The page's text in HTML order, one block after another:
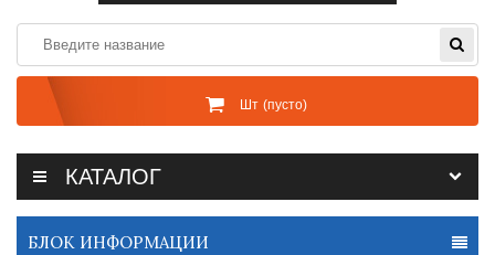
Шт (пусто)
КАТАЛОГ
БЛОК ИНФОРМАЦИИ